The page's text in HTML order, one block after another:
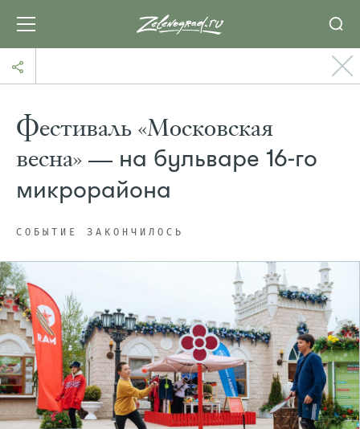
Фестиваль «Московская
весна» — на бульваре 16-го
микрорайона
СОБЫТИЕ ЗАКОНЧИЛОСЬ